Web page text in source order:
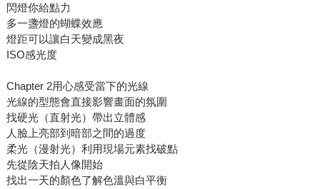
閃燈你給點力
多一盞燈的蝴蝶效應
燈距可以讓白天變成黑夜
ISO感光度
Chapter 2用心感受當下的光線
光線的型態會直接影響畫面的氛圍
找硬光（直射光）帶出立體感
人臉上亮部到暗部之間的過度
柔光（漫射光）利用現場元素找破點
先從陰天拍人像開始
找出一天的顏色了解色溫與白平衡